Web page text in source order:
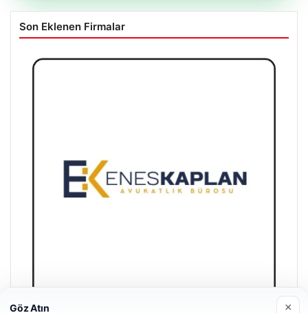
Son Eklenen Firmalar
Göz Atın ×